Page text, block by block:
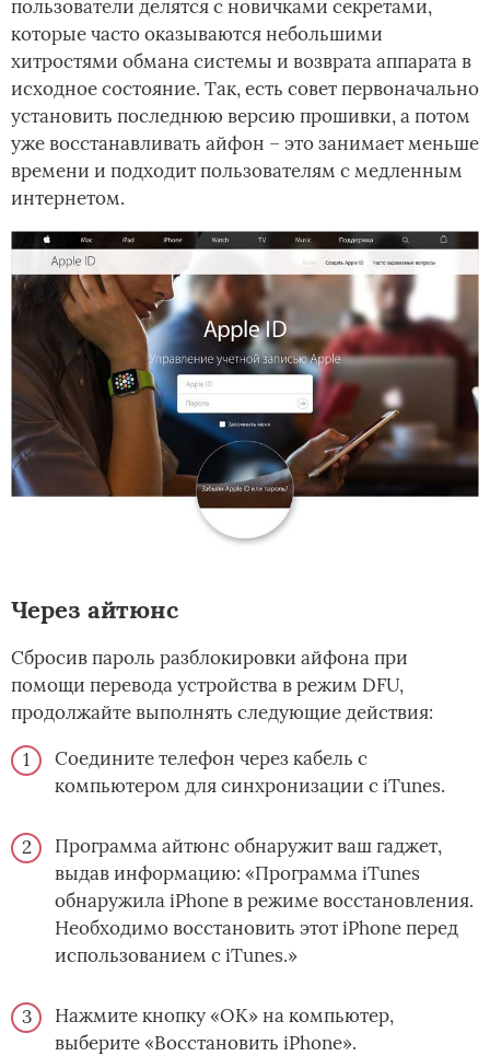
пользователи делятся с новичками секретами,
которые часто оказываются небольшими
хитростями обмана системы и возврата аппарата в
исходное состояние. Так, есть совет первоначально
установить последнюю версию прошивки, а потом
уже восстанавливать айфон – это занимает меньше
времени и подходит пользователям с медленным
интернетом.
Через айтюнс
Сбросив пароль разблокировки айфона при
помощи перевода устройства в режим DFU,
продолжайте выполнять следующие действия:
Соедините телефон через кабель с
компьютером для синхронизации с iTunes.
Программа айтюнс обнаружит ваш гаджет,
выдав информацию: «Программа iTunes
обнаружила iPhone в режиме восстановления.
Необходимо восстановить этот iPhone перед
использованием с iTunes.»
Нажмите кнопку «ОК» на компьютер,
выберите «Восстановить iPhone».